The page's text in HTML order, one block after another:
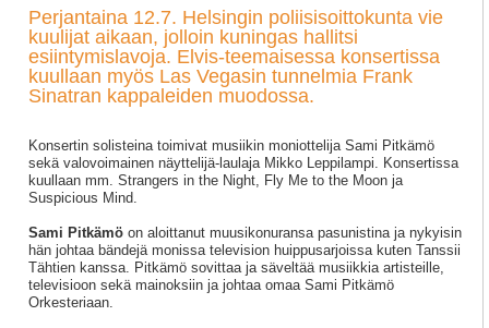
Perjantaina 12.7. Helsingin poliisisoittokunta vie
kuulijat aikaan, jolloin kuningas hallitsi
esiintymislavoja. Elvis-teemaisessa konsertissa
kuullaan myös Las Vegasin tunnelmia Frank
Sinatran kappaleiden muodossa.
Konsertin solisteina toimivat musiikin moniottelija Sami Pitkämö
sekä valovoimainen näyttelijä-laulaja Mikko Leppilampi. Konsertissa
kuullaan mm. Strangers in the Night, Fly Me to the Moon ja
Suspicious Mind.
Sami Pitkämöon aloittanut muusikonuransa pasunistina ja nykyisin
hän johtaa bändejä monissa television huippusarjoissa kuten Tanssii
Tähtien kanssa. Pitkämö sovittaa ja säveltää musiikkia artisteille,
televisioon sekä mainoksiin ja johtaa omaa Sami Pitkämö
Orkesteriaan.